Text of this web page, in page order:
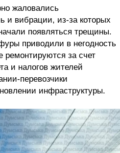
жаловались
и вибрации, из-за которых
появляться трещины.
приводили в негодность
ремонтируются за счет
и налогов жителей
перевозчики
инфраструктуры.